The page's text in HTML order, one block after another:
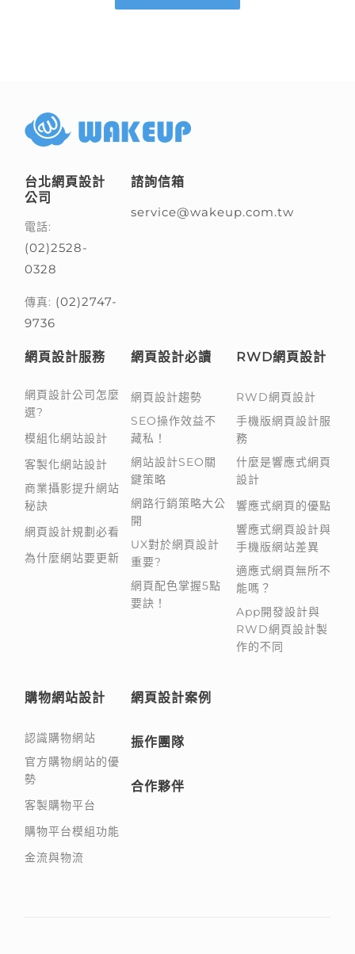
台北網頁設計
公司
電話:
(02)2528-
0328
傳真: (02)2747-
9736
諮詢信箱
service@wakeup.com.tw
網頁設計服務
網頁設計公司怎麼
選?
模組化網站設計
客製化網站設計
商業攝影提升網站
秘訣
網頁設計規劃必看
為什麼網站要更新
網頁設計必讀
網頁設計趨勢
SEO操作效益不
藏私！
網站設計SEO關
鍵策略
網路行銷策略大公
開
UX對於網頁設計
重要?
網頁配色掌握5點
要訣！
RWD網頁設計
RWD網頁設計
手機版網頁設計服
務
什麼是響應式網頁
設計
響應式網頁的優點
響應式網頁設計與
手機版網站差異
適應式網頁無所不
能嗎？
App開發設計與
RWD網頁設計製
作的不同
購物網站設計
認識購物網站
官方購物網站的優
勢
客製購物平台
購物平台模組功能
金流與物流
網頁設計案例
振作團隊
合作夥伴